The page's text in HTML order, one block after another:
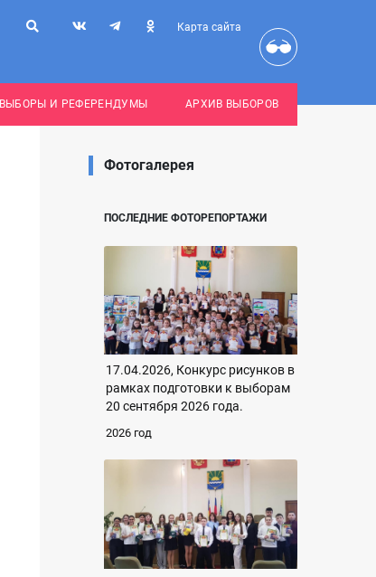
Карта сайта
ВЫБОРЫ И РЕФЕРЕНДУМЫ АРХИВ ВЫБОРОВ
Фотогалерея
ПОСЛЕДНИЕ ФОТОРЕПОРТАЖИ
17.04.2026, Конкурс рисунков в
рамках подготовки к выборам
20 сентября 2026 года.
2026 год